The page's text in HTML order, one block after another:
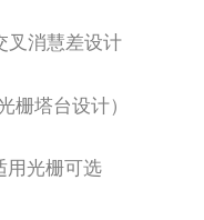
叉消慧差设计
栅塔台设计）
用光栅可选